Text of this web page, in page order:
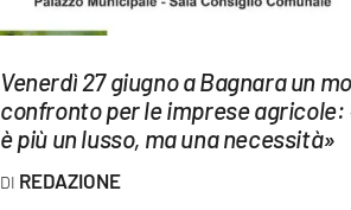
LAC NETWORK
LAC ONAIR
Venerdì 27 giugno a Bagnara un
confronto per le imprese agricole:
è più un lusso, ma una necessità»
REDAZIONE